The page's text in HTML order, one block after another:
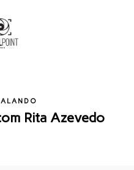
Rita Azevedo